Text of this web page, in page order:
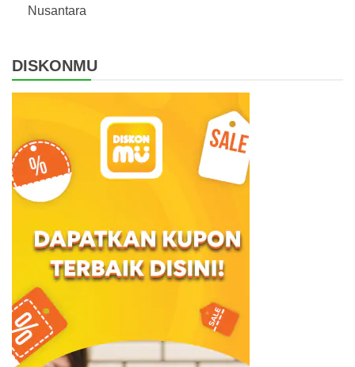
Nusantara
DISKONMU